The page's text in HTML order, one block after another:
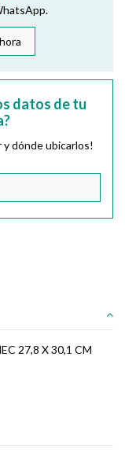
datos de tu
y dónde ubicarlos!
27,8 X 30,1 CM